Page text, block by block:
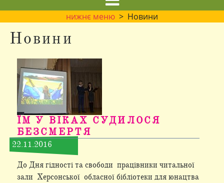
нижнє меню > Новини
Новини
ЇМ У ВІКАХ СУДИЛОСЯ
БЕЗСМЕРТЯ
22.11.2016
До Дня гідності та свободи працівники читальної
зали Херсонської обласної бібліотеки для юнацтва